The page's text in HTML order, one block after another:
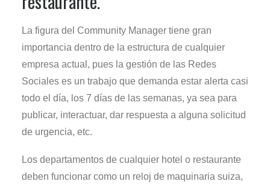
La figura del Community Manager tiene gran
importancia dentro de la estructura de cualquier
empresa actual, pues la gestión de las Redes
Sociales es un trabajo que demanda estar alerta casi
todo el día, los 7 días de las semanas, ya sea para
publicar, interactuar, dar respuesta a alguna solicitud
de urgencia, etc.
Los departamentos de cualquier hotel o restaurante
deben funcionar como un reloj de maquinaria suiza,